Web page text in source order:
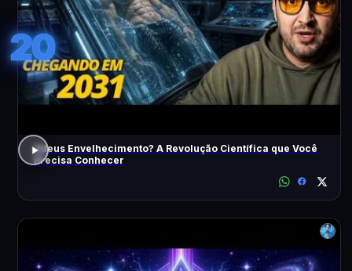
20
Adeus Envelhecimento? A Revolução Científica que Você
Precisa Conhecer